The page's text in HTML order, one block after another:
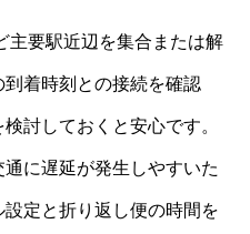
主要駅近辺を集合または解
着時刻との接続を確認
討しておくと安心です。
に遅延が発生しやすいた
定と折り返し便の時間を